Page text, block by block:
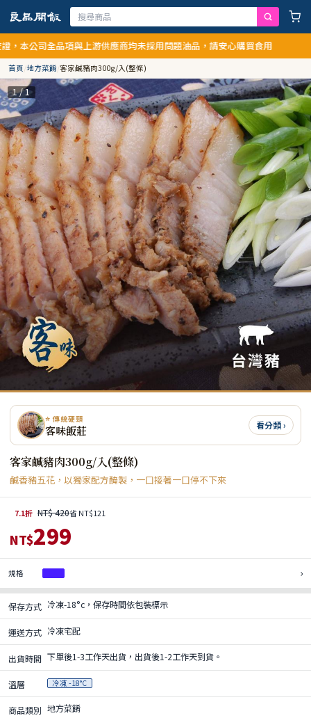
公司全品項與上游供應商均未採用問題油品，請安心購買食用
首頁/地方菜餚/客家鹹豬肉300g/入(整條)
1 / 1
⭐ 傳統硬頸
客味飯莊 看分類 ›
客家鹹豬肉300g/入(整條)
鹹香豬五花，以獨家配方醃製，一口接著一口停不下來
7.1折 NT$ 420省 NT$121
NT$299
規格 ›
保存方式 冷凍-18°c，保存時間依包裝標示
運送方式 冷凍宅配
出貨時間 下單後1-3工作天出貨，出貨後1-2工作天到貨。
溫層 冷凍 -18°C
商品類別 地方菜餚